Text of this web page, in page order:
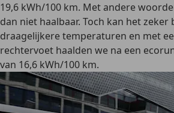
19,6 kWh/100 km. Met andere
dan niet haalbaar. Toch kan het zeker
draagelijkere temperaturen en met
rechtervoet haalden we na een
van 16,6 kWh/100 km.